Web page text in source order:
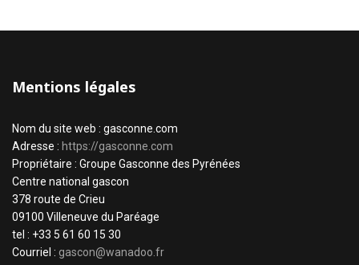
Mentions légales
Nom du site web : gasconne.com
Adresse : https://gasconne.com
Propriétaire : Groupe Gasconne des Pyrénées
Centre national gascon
378 route de Crieu
09100 Villeneuve du Paréage
tel : +33 5 61 60 15 30
Courriel : gascon@wanadoo.fr